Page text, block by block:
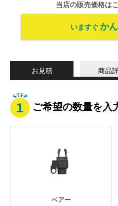
当店の販売価格は
いますぐ か
お見積 商品
ご希望の数量を入
ベアー